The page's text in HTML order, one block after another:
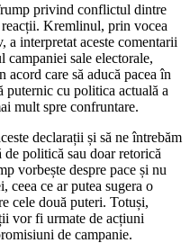
privind conflictul dintre
Kremlinul, prin vocea
interpretat aceste comentarii
sale electorale,
acord care să aducă pacea în
puternic cu politica actuală a
mult spre confruntare.
declarații și să ne întrebăm
de politică sau doar retorică
vorbește despre pace și nu
ceea ce ar putea sugera o
cele două puteri. Totuși,
vor fi urmate de acțiuni
de campanie.